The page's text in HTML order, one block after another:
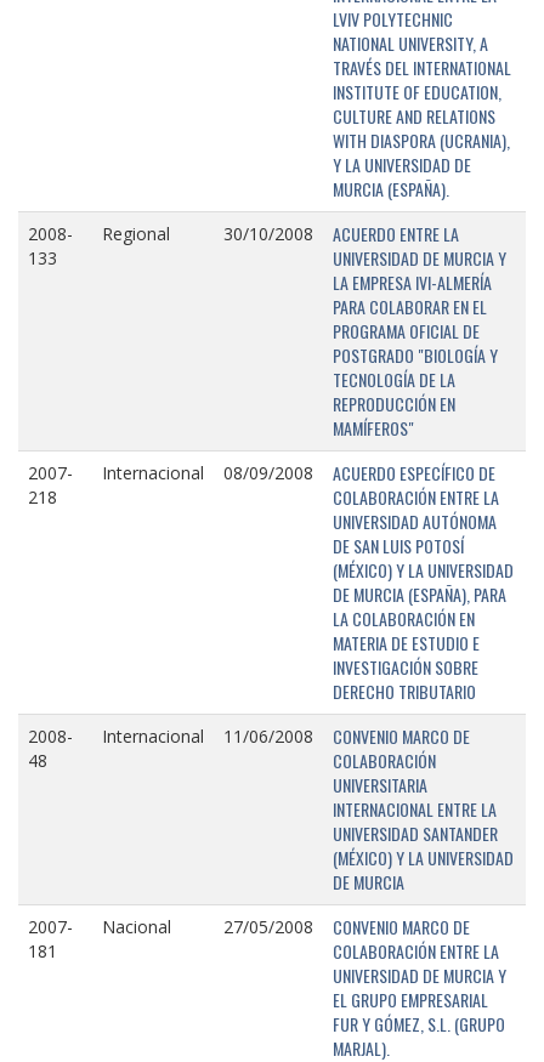
LVIV POLYTECHNIC
NATIONAL UNIVERSITY, A
TRAVÉS DEL INTERNATIONAL
INSTITUTE OF EDUCATION,
CULTURE AND RELATIONS
WITH DIASPORA (UCRANIA),
Y LA UNIVERSIDAD DE
MURCIA (ESPAÑA).
2008-
133
Regional 30/10/2008
ACUERDO ENTRE LA
UNIVERSIDAD DE MURCIA Y
LA EMPRESA IVI-ALMERÍA
PARA COLABORAR EN EL
PROGRAMA OFICIAL DE
POSTGRADO "BIOLOGÍA Y
TECNOLOGÍA DE LA
REPRODUCCIÓN EN
MAMÍFEROS"
2007-
218
Internacional 08/09/2008
ACUERDO ESPECÍFICO DE
COLABORACIÓN ENTRE LA
UNIVERSIDAD AUTÓNOMA
DE SAN LUIS POTOSÍ
(MÉXICO) Y LA UNIVERSIDAD
DE MURCIA (ESPAÑA), PARA
LA COLABORACIÓN EN
MATERIA DE ESTUDIO E
INVESTIGACIÓN SOBRE
DERECHO TRIBUTARIO
2008-
48
Internacional 11/06/2008
CONVENIO MARCO DE
COLABORACIÓN
UNIVERSITARIA
INTERNACIONAL ENTRE LA
UNIVERSIDAD SANTANDER
(MÉXICO) Y LA UNIVERSIDAD
DE MURCIA
2007-
181
Nacional 27/05/2008
CONVENIO MARCO DE
COLABORACIÓN ENTRE LA
UNIVERSIDAD DE MURCIA Y
EL GRUPO EMPRESARIAL
FUR Y GÓMEZ, S.L. (GRUPO
MARJAL).